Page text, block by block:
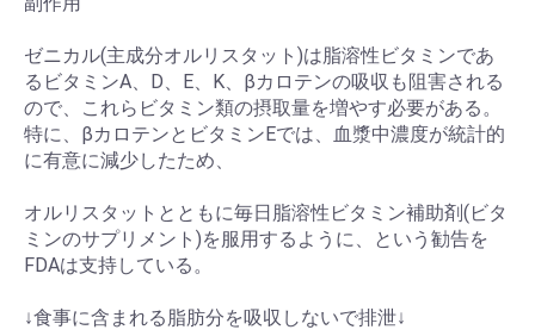
ゼニカル(主成分オルリスタット)は脂溶性ビタミンであ
るビタミンA、D、E、K、βカロテンの吸収も阻害される
ので、これらビタミン類の摂取量を増やす必要がある。
特に、βカロテンとビタミンEでは、血漿中濃度が統計的
に有意に減少したため、
オルリスタットとともに毎日脂溶性ビタミン補助剤(ビタ
ミンのサプリメント)を服用するように、という勧告を
FDAは支持している。
↓食事に含まれる脂肪分を吸収しないで排泄↓